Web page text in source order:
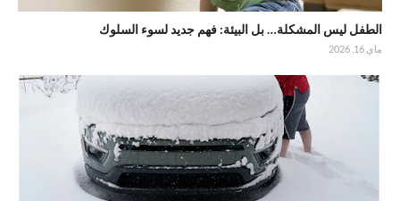
الطفل ليس المشكلة… بل البيئة: فهم جديد لسوء السلوك
ماي 16, 2026